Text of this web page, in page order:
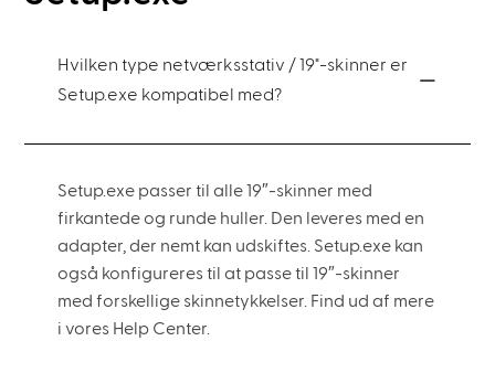
Hvilken type netværksstativ / 19"-skinner er
Setup.exe kompatibel med?
Setup.exe passer til alle 19″-skinner med
firkantede og runde huller. Den leveres med en
adapter, der nemt kan udskiftes. Setup.exe kan
også konfigureres til at passe til 19″-skinner
med forskellige skinnetykkelser. Find ud af mere
i vores Help Center.